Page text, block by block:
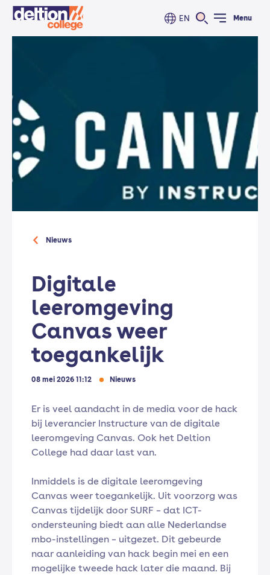
EN Menu
Nieuws
Digitale
leeromgeving
Canvas weer
toegankelijk
08 mei 2026 11:12 Nieuws
Er is veel aandacht in de media voor de hack
bij leverancier Instructure van de digitale
leeromgeving Canvas. Ook het Deltion
College had daar last van.
Inmiddels is de digitale leeromgeving
Canvas weer toegankelijk. Uit voorzorg was
Canvas tijdelijk door SURF – dat ICT-
ondersteuning biedt aan alle Nederlandse
mbo-instellingen – uitgezet. Dit gebeurde
naar aanleiding van hack begin mei en een
mogelijke tweede hack later die maand. Bij